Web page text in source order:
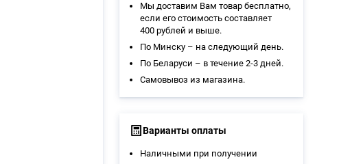
Мы доставим Вам товар бесплатно,
если его стоимость составляет
400 рублей и выше.
По Минску – на следующий день.
По Беларуси – в течение 2-3 дней.
Самовывоз из магазина.
Варианты оплаты
Наличными при получении